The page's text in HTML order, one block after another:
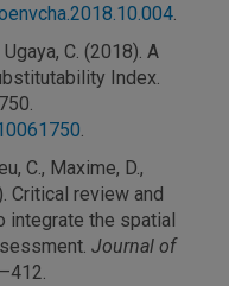
.
C. (2018). A
Index.
.
C., Maxime, D.,
Critical review and
integrate the spatial
Journal of